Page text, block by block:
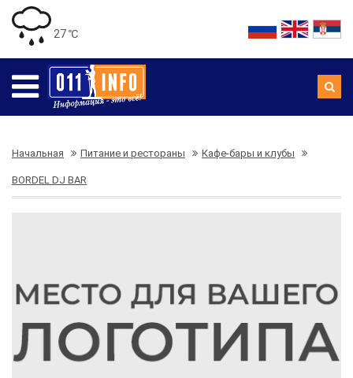
27 ℃
Начальная Питание и рестораны Кафе-бары и клубы
BORDEL DJ BAR